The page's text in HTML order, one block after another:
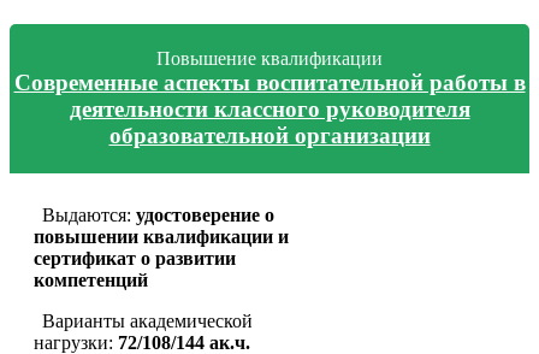
Повышение квалификации
Современные аспекты воспитательной работы в
деятельности классного руководителя
образовательной организации
Выдаются: удостоверение о
повышении квалификации и
сертификат о развитии
компетенций
Варианты академической
нагрузки: 72/108/144 ак.ч.